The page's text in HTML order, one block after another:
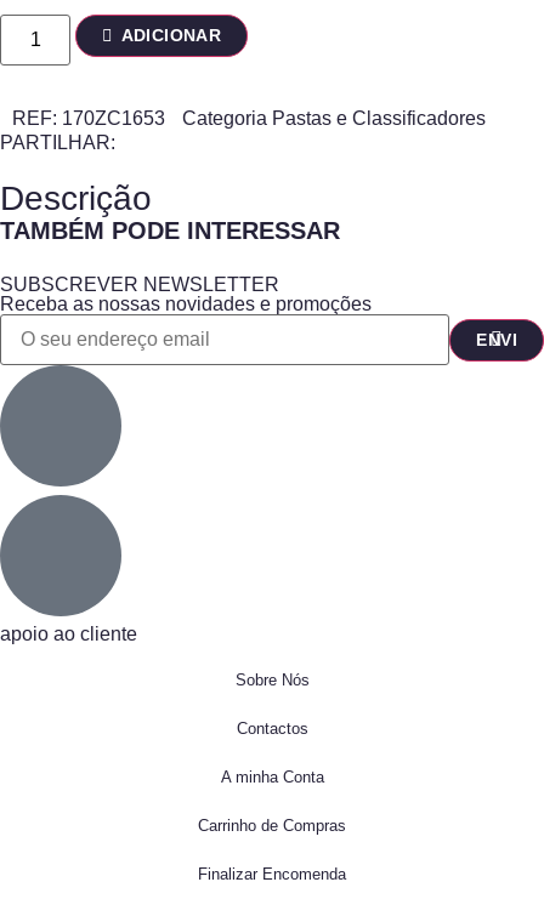
ADICIONAR
REF: 170ZC1653 Categoria Pastas e Classificadores
PARTILHAR:
Descrição
TAMBÉM PODE INTERESSAR
SUBSCREVER NEWSLETTER
Receba as nossas novidades e promoções
apoio ao cliente
Sobre Nós
Contactos
A minha Conta
Carrinho de Compras
Finalizar Encomenda